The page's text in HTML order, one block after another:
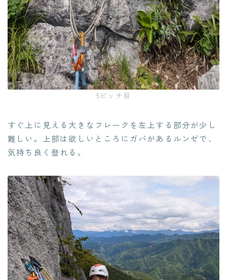
5ピッチ目
すぐ上に見える大きなフレークを左上する部分が少し
難しい。上部は欲しいところにガバがあるルンゼで、
気持ち良く登れる。